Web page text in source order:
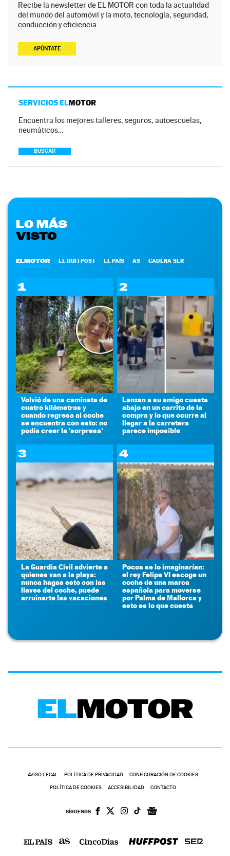
Recibe la newsletter de EL MOTOR con toda la actualidad
del mundo del automóvil y la moto, tecnología, seguridad,
conducción y eficiencia.
APÚNTATE
SERVICIOS ELMOTOR
Encuentra los mejores talleres, seguros, autoescuelas,
neumáticos…
BUSCAR
LO MÁS
VISTO
ELMOTOR EL HUFFPOST EL PAÍS AS CADENA SER
1
Volvió de una caminata de
cuatro kilómetros y
cuando regresa al coche
se encuentra con esto: no
podía creer la 'sorpresa'
2
Lanzan a su amigo cuesta
abajo en un carrito de la
compra y lo que ocurre al
llegar a la carretera
parece imposible
3
La Guardia Civil advierte a
quienes van a la playa:
nunca hagas esto con las
llaves del coche, puede
arruinarte las vacaciones
4
Pocos se lo imaginarían:
el rey Felipe VI escoge un
coche de una marca
española para moverse
por Palma de Mallorca y
esto es lo que cuesta
AVISO LEGAL POLÍTICA DE PRIVACIDAD CONFIGURACIÓN DE COOKIES
POLÍTICA DE COOKIES ACCESIBILIDAD CONTACTO
SÍGUENOS: